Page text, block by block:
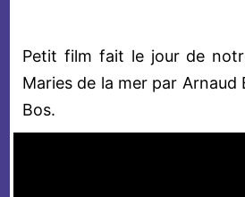
Petit film fait le jour de
Maries de la mer par Arnaud
Bos.